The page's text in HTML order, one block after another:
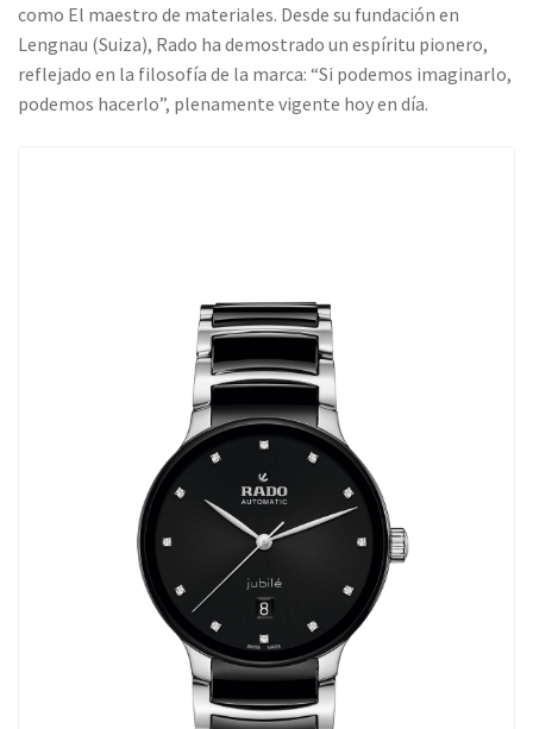
como El maestro de materiales. Desde su fundación en
Lengnau (Suiza), Rado ha demostrado un espíritu pionero,
reflejado en la filosofía de la marca: “Si podemos imaginarlo,
podemos hacerlo”, plenamente vigente hoy en día.